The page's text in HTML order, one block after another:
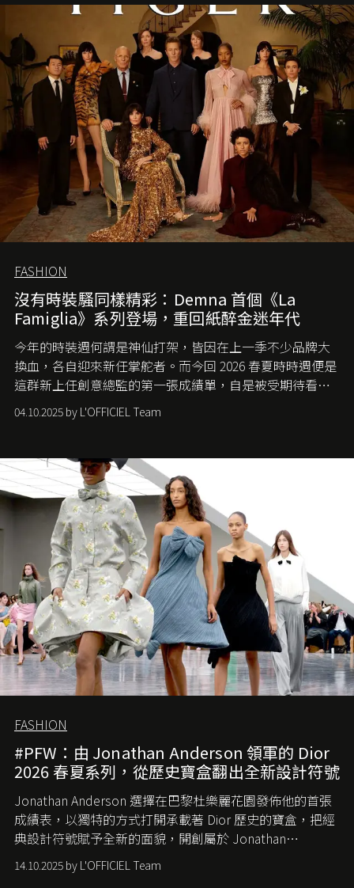
FASHION
沒有時裝騷同樣精彩：Demna 首個《La
Famiglia》系列登場，重回紙醉金迷年代
今年的時裝週何謂是神仙打架，皆因在上一季不少品牌大
換血，各自迎來新任掌舵者。而今回 2026 春夏時時週便是
這群新上任創意總監的第一張成績單，自是被受期待看他
們如何各顯神通。意大利老牌 Gucci 在過去幾個季度業績
難已救回，開雲集團任命成功曾翻轉 Balenciaga 的愛將
團市值一日蒸發 30 億美元，大眾擔心走得太前的 Demna
會忽略品牌的美學基礎，最後變成三不像。而從剛剛推出
的首作所造成的話題及關注度，我們便知道 Demna 沒這麼
簡單，一個嶄新的 Gucci 時代已經展開！
04.10.2025 by L'OFFICIEL Team
FASHION
#PFW：由 Jonathan Anderson 領軍的 Dior
2026 春夏系列，從歷史寶盒翻出全新設計符號
Jonathan Anderson 選擇在巴黎杜樂麗花園發佈他的首張
成績表，以獨特的方式打開承載著 Dior 歷史的寶盒，把經
典設計符號賦予全新的面貌，開創屬於 Jonathan
Anderson 的 Dior 時代。
14.10.2025 by L'OFFICIEL Team